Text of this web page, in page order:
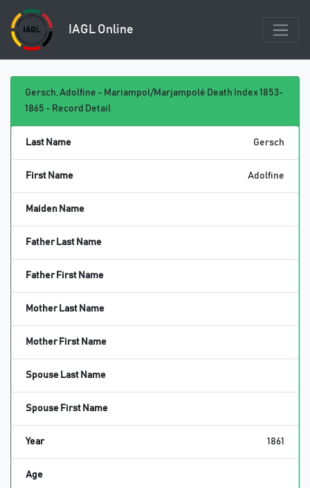
IAGL Online
Gersch, Adolfine - Mariampol/Marjampolė Death Index 1853-
1865 - Record Detail
Last Name Gersch
First Name Adolfine
Maiden Name
Father Last Name
Father First Name
Mother Last Name
Mother First Name
Spouse Last Name
Spouse First Name
Year 1861
Age